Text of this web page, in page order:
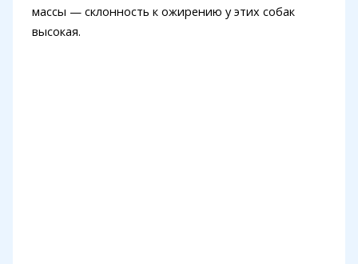
массы — склонность к ожирению у этих собак
высокая.